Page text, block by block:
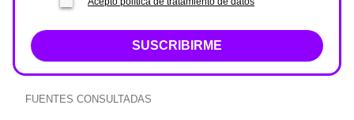
SUSCRIBIRME
FUENTES CONSULTADAS